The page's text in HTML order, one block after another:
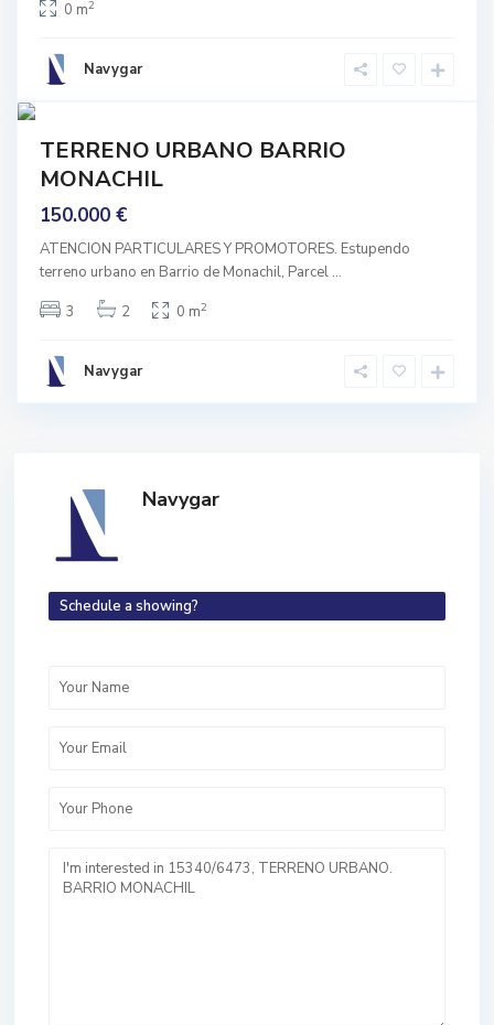
0 m2
Navygar
c
TERRENO URBANO BARRIO
MONACHIL
150.000 €
ATENCION PARTICULARES Y PROMOTORES. Estupendo
terreno urbano en Barrio de Monachil, Parcel ...
3
2 0 m2
Navygar
Navygar
Schedule a showing?